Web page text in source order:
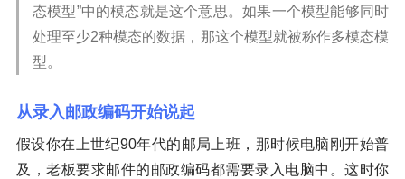
态模型”中的模态就是这个意思。如果一个模型能够同时
处理至少2种模态的数据，那这个模型就被称作多模态模
型。
从录入邮政编码开始说起
假设你在上世纪90年代的邮局上班，那时候电脑刚开始普
及，老板要求邮件的邮政编码都需要录入电脑中。这时你